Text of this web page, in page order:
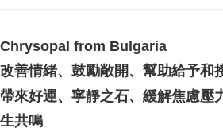
付款後門市自取
Penghantaran percuma
Chrysopal from Bulgaria
改善情緒、鼓勵敞開、幫助給予和
帶來好運、寧靜之石、緩解焦慮壓
生共鳴